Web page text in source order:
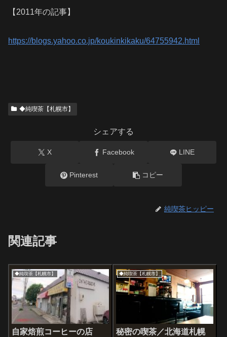
【2011年の記事】
https://blogs.yahoo.co.jp/koukinkikaku/64755942.html
◆純喫茶【札幌市】
シェアする
X Facebook LINE
Pinterest コピー
純喫茶ヒッピー
関連記事
◆純喫茶【札幌市】
自家焙煎コーヒーの店
◆純喫茶【札幌市】
秘密の喫茶／北海道札幌